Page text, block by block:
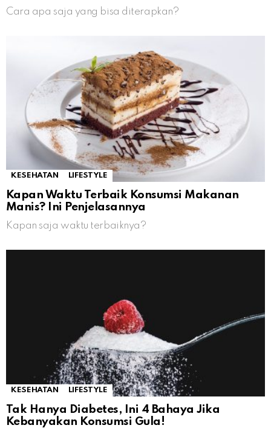
Cara apa saja yang bisa diterapkan?
KESEHATAN LIFESTYLE
Kapan Waktu Terbaik Konsumsi Makanan
Manis? Ini Penjelasannya
Kapan saja waktu terbaiknya?
KESEHATAN LIFESTYLE
Tak Hanya Diabetes, Ini 4 Bahaya Jika
Kebanyakan Konsumsi Gula!